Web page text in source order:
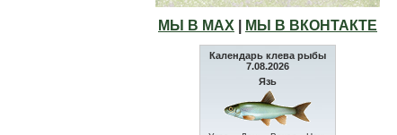
МЫ В МАХ МЫ В ВКОНТАКТЕ
Календарь клева рыбы
7.08.2026
Язь